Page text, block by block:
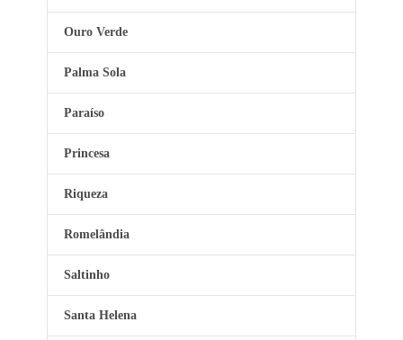
Ouro Verde
Palma Sola
Paraíso
Princesa
Riqueza
Romelândia
Saltinho
Santa Helena